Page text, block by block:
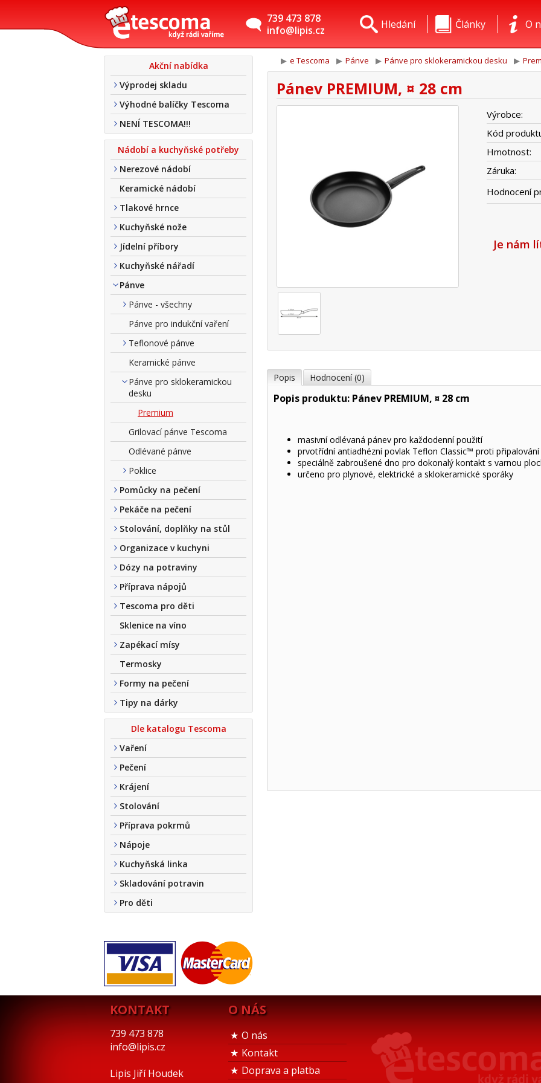
739 473 878
info@lipis.cz
O
Články
Hledání
Akční nabídka
Výprodej skladu
Výhodné balíčky Tescoma
NENÍ TESCOMA!!!
Nádobí a kuchyňské potřeby
Nerezové nádobí
Keramické nádobí
Tlakové hrnce
Kuchyňské nože
Jídelní příbory
Kuchyňské nářadí
Pánve
Pánve - všechny
Pánve pro indukční vaření
Teflonové pánve
Keramické pánve
Pánve pro sklokeramickou
desku
Premium
Grilovací pánve Tescoma
Odlévané pánve
Poklice
Pomůcky na pečení
Pekáče na pečení
Stolování, doplňky na stůl
Organizace v kuchyni
Dózy na potraviny
Příprava nápojů
Tescoma pro děti
Sklenice na víno
Zapékací mísy
Termosky
Formy na pečení
Tipy na dárky
Dle katalogu Tescoma
Vaření
Pečení
Krájení
Stolování
Příprava pokrmů
Nápoje
Kuchyňská linka
Skladování potravin
Pro děti
e Tescoma Pánve Pánve pro sklokeramickou desku
Pánev PREMIUM, ¤ 28 cm
Výrobce:
Kód
Hmotnost:
Záruka:
Hodnocení
Je nám
Popis Hodnocení (0)
Popis produktu: Pánev PREMIUM, ¤ 28 cm
masivní odlévaná pánev pro každodenní použití
prvotřídní antiadhézní povlak Teflon Classic™ proti připalování
speciálně zabroušené dno pro dokonalý kontakt s varnou
určeno pro plynové, elektrické a sklokeramické sporáky
KONTAKT
739 473 878
info@lipis.cz
Lipis Jiří Houdek
O NÁS
O nás
Kontakt
Doprava a platba